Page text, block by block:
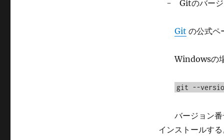
- Gitのバージ
Git の公式ペ
Windowsの場
git --
バージョン番
インストールする